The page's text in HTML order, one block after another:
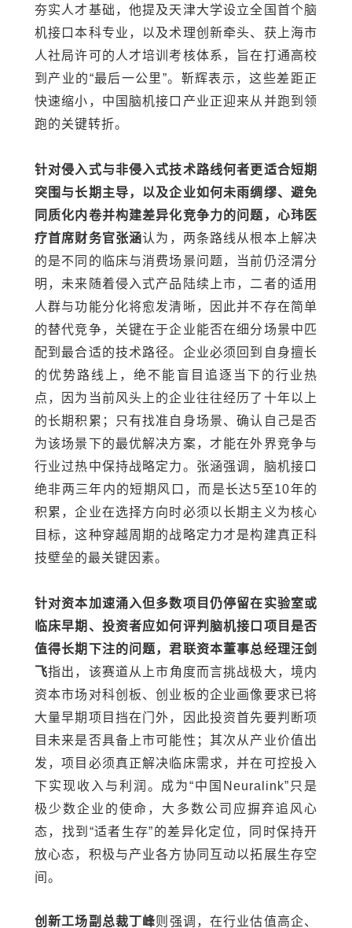
夯实人才基础，他提及天津大学设立全国首个脑
机接口本科专业，以及术理创新牵头、获上海市
人社局许可的人才培训考核体系，旨在打通高校
到产业的“最后一公里”。靳辉表示，这些差距正
快速缩小，中国脑机接口产业正迎来从并跑到领
跑的关键转折。
针对侵入式与非侵入式技术路线何者更适合短期
突围与长期主导，以及企业如何未雨绸缪、避免
同质化内卷并构建差异化竞争力的问题，心玮医
疗首席财务官张涵认为，两条路线从根本上解决
的是不同的临床与消费场景问题，当前仍泾渭分
明，未来随着侵入式产品陆续上市，二者的适用
人群与功能分化将愈发清晰，因此并不存在简单
的替代竞争，关键在于企业能否在细分场景中匹
配到最合适的技术路径。企业必须回到自身擅长
的优势路线上，绝不能盲目追逐当下的行业热
点，因为当前风头上的企业往往经历了十年以上
的长期积累；只有找准自身场景、确认自己是否
为该场景下的最优解决方案，才能在外界竞争与
行业过热中保持战略定力。张涵强调，脑机接口
绝非两三年内的短期风口，而是长达5至10年的
积累，企业在选择方向时必须以长期主义为核心
目标，这种穿越周期的战略定力才是构建真正科
技壁垒的最关键因素。
针对资本加速涌入但多数项目仍停留在实验室或
临床早期、投资者应如何评判脑机接口项目是否
值得长期下注的问题，君联资本董事总经理汪剑
飞指出，该赛道从上市角度而言挑战极大，境内
资本市场对科创板、创业板的企业画像要求已将
大量早期项目挡在门外，因此投资首先要判断项
目未来是否具备上市可能性；其次从产业价值出
发，项目必须真正解决临床需求，并在可控投入
下实现收入与利润。成为“中国Neuralink”只是
极少数企业的使命，大多数公司应摒弃追风心
态，找到“适者生存”的差异化定位，同时保持开
放心态，积极与产业各方协同互动以拓展生存空
间。
创新工场副总裁丁峰则强调，在行业估值高企、